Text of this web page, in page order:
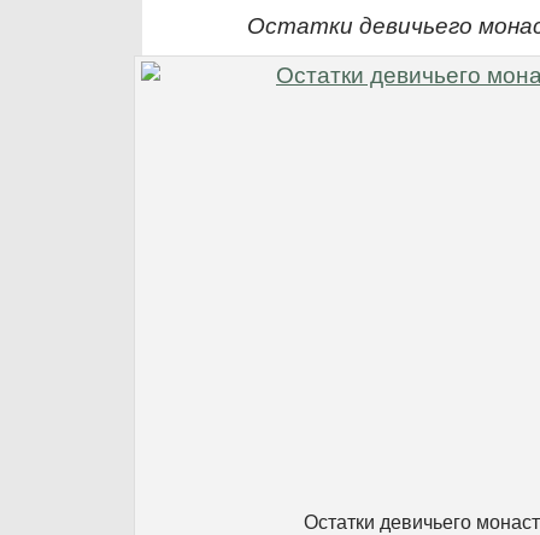
Остатки девичьего
Остатки девичьего